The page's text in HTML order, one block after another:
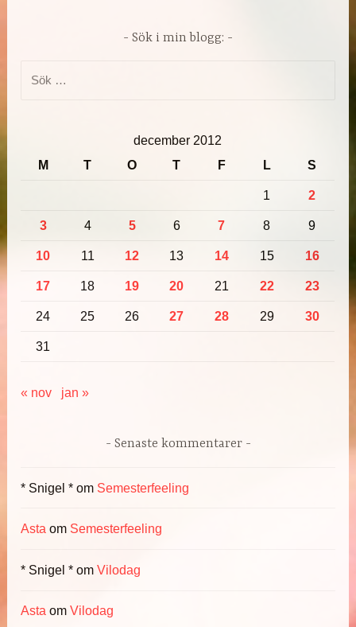
Sök i min blogg:
december 2012
M
T O T F L S
1 2
3 4 5 6 7 8 9
10 11 12 13 14 15 16
17 18 19 20 21 22 23
24 25 26 27 28 29 30
31
« nov jan »
Senaste kommentarer
* Snigel * om Semesterfeeling
Asta om Semesterfeeling
* Snigel * omVilodag
Asta omVilodag